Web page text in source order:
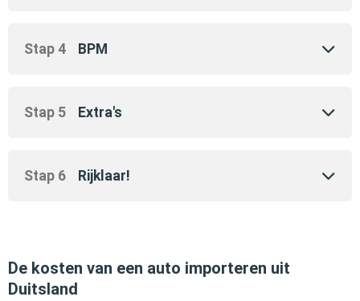
Stap 4 BPM
Stap 5 Extra's
Stap 6 Rijklaar!
De kosten van een auto importeren uit
Duitsland